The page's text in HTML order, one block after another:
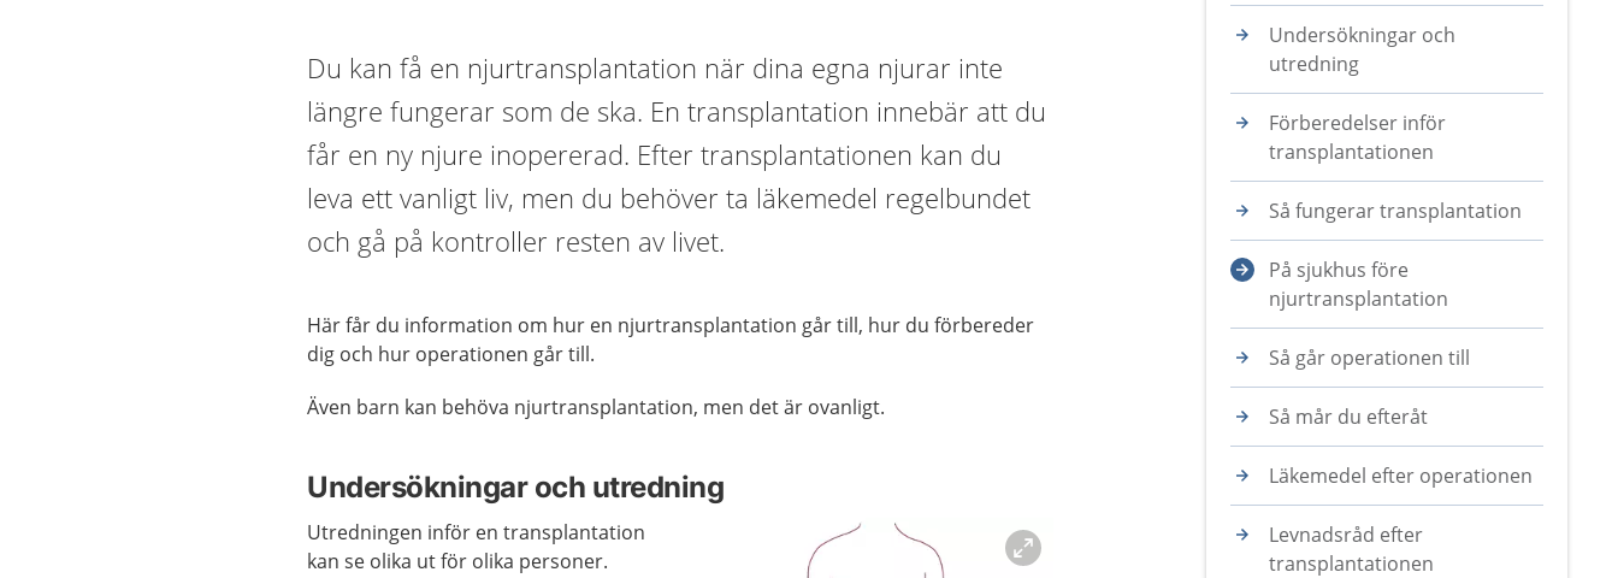
Du kan få en njurtransplantation när dina egna njurar inte
längre fungerar som de ska. En transplantation innebär att du
får en ny njure inopererad. Efter transplantationen kan du
leva ett vanligt liv, men du behöver ta läkemedel regelbundet
och gå på kontroller resten av livet.
Här får du information om hur en njurtransplantation går till, hur du förbereder
dig och hur operationen går till.
Även barn kan behöva njurtransplantation, men det är ovanligt.
Undersökningar och utredning
Utredningen inför en transplantation
kan se olika ut för olika personer.
Undersökningar och
utredning
Förberedelser inför
transplantationen
Så fungerar transplantation
På sjukhus före
njurtransplantation
Så går operationen till
Så mår du efteråt
Läkemedel efter operationen
Levnadsråd efter
transplantationen